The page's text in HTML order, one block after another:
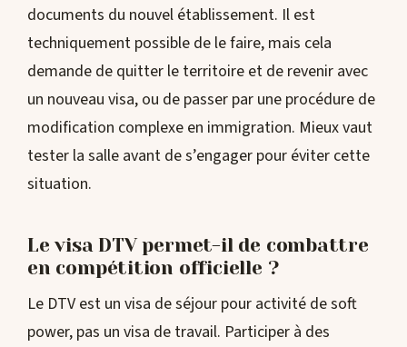
documents du nouvel établissement. Il est
techniquement possible de le faire, mais cela
demande de quitter le territoire et de revenir avec
un nouveau visa, ou de passer par une procédure de
modification complexe en immigration. Mieux vaut
tester la salle avant de s’engager pour éviter cette
situation.
Le visa DTV permet-il de combattre
en compétition officielle ?
Le DTV est un visa de séjour pour activité de soft
power, pas un visa de travail. Participer à des